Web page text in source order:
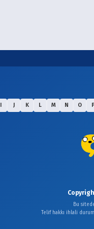
I J K L M N O
Bu
Telif hakkı ihlali